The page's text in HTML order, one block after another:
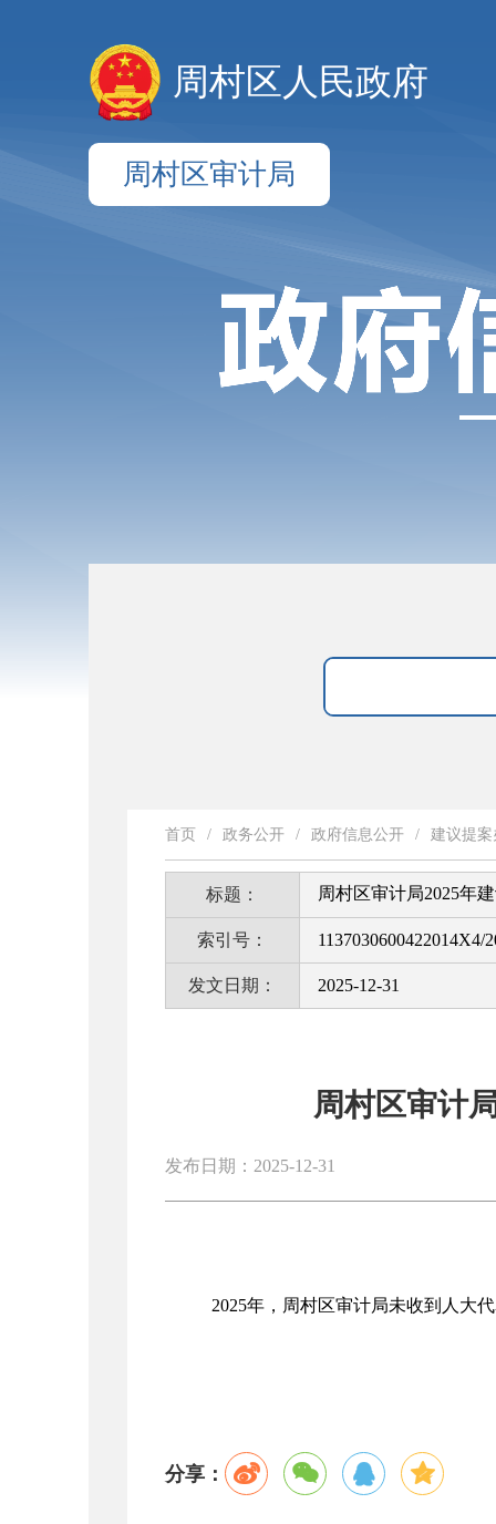
周村区人民政府
周村区审计局
首页 / 政务公开 / 政府信息公开 / 建议提案
标题： 周村区审计局2025年
索引号： 1137030600422014X4/
发文日期： 2025-12-31
周村区审计
发布日期：2025-12-31
2025年，周村区审计局未收到人大
分享：